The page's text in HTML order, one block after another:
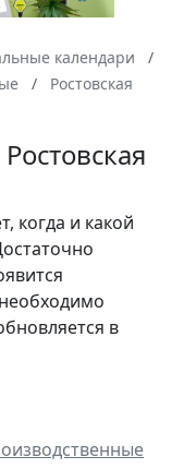
календари
Ростовская
когда и какой
в